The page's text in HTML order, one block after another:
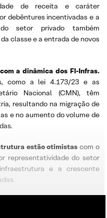
de receita e caráter
debêntures incentivadas e a
do setor privado também
classe e a entrada de novos
a dinâmica dos FI-Infras.
como a lei 4.173/23 e as
Nacional (CMN), têm
resultando na migração de
e no aumento do volume de
estão otimistas com o
representatividade do setor
e a crescente